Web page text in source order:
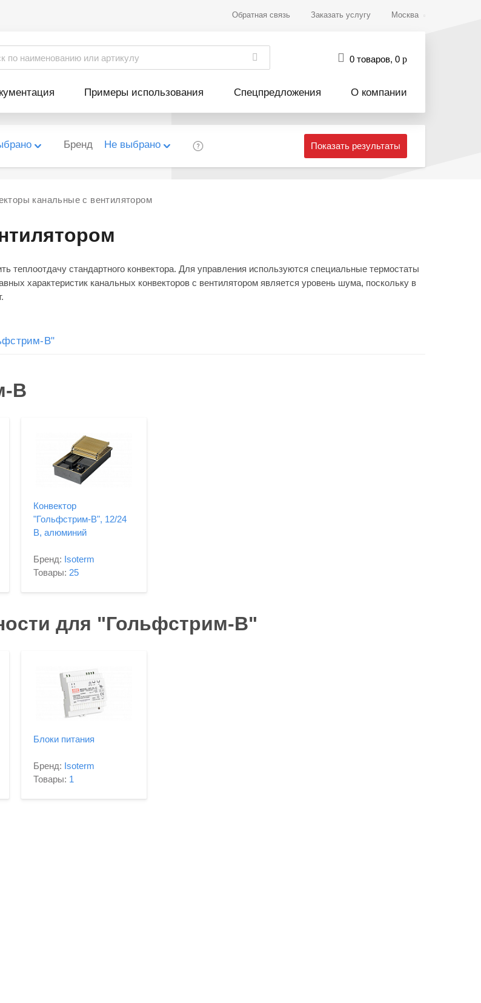
Обратная связь Заказать услугу Москва
0 товаров, 0 р
Примеры использования Спецпредложения О компании
Бренд Не выбрано Показать результаты
канальные с вентилятором
теплоотдачу стандартного конвектора. Для управления используются специальные термостаты
характеристик канальных конвекторов с вентилятором является уровень шума, поскольку в
В"
В
Конвектор
"Гольфстрим-В", 12/24
В, алюминий
Бренд: Isoterm
Товары: 25
для "Гольфстрим-В"
Блоки питания
Бренд: Isoterm
Товары: 1